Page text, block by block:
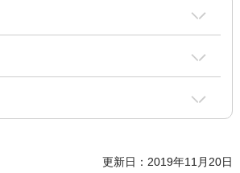
更新日：2019年11月20日